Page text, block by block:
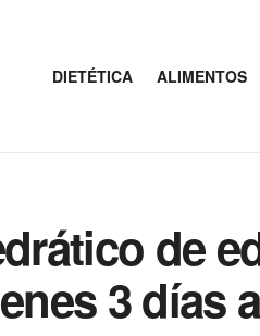
DIETÉTICA ALIMENTOS
de
3 días